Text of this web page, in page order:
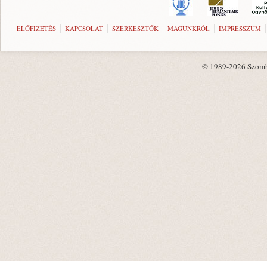
ELŐFIZETÉS KAPCSOLAT SZERKESZTŐK MAGUNKRÓL IMPRESSZUM
© 1989-2026